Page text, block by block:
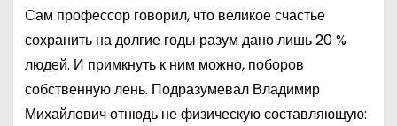
Сам профессор говорил, что великое счастье
сохранить на долгие годы разум дано лишь 20 %
людей. И примкнуть к ним можно, поборов
собственную лень. Подразумевал Владимир
Михайлович отнюдь не физическую составляющую: